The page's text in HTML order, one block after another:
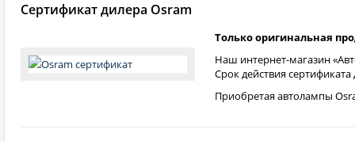
Сертификат дилера Osram
Только оригинальная
Наш интернет-магазин
Срок действия сертификата
Приобретая автолампы